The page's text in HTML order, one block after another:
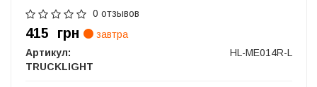
0 отзывов
415 грн
завтра
Артикул:
HL-ME014R-L
TRUCKLIGHT